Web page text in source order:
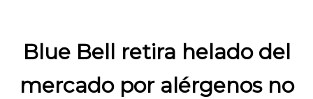
Blue Bell retira helado del
mercado por alérgenos no